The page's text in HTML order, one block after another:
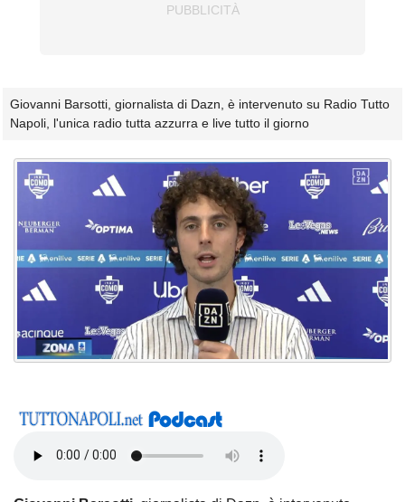
Giovanni Barsotti, giornalista di Dazn, è intervenuto su Radio Tutto
Napoli, l'unica radio tutta azzurra e live tutto il giorno